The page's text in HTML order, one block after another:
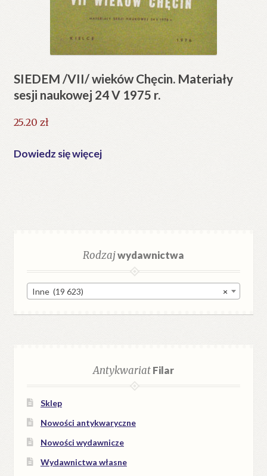
SIEDEM /VII/ wieków Chęcin. Materiały
sesji naukowej 24 V 1975 r.
25.20 zł
Dowiedz się więcej
Rodzajwydawnictwa
×
Inne (19 623)
AntykwariatFilar
Sklep
Nowości antykwaryczne
Nowości wydawnicze
Wydawnictwa własne